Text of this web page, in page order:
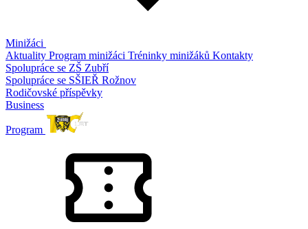
Minižáci
Aktuality Program minižáci Tréninky minižáků Kontakty
Spolupráce se ZŠ Zubří
Spolupráce se SŠIEŘ Rožnov
Rodičovské příspěvky
Business
Program